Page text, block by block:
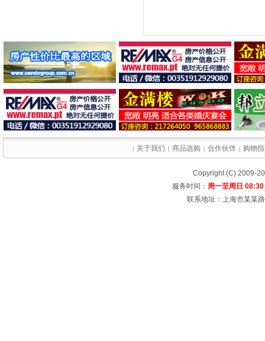
Copyright (C) 2009-
服务时间： 周一至周日
联系地址：上海市某某
| 关于我们 | 商品选购 | 合作伙伴 | 购物